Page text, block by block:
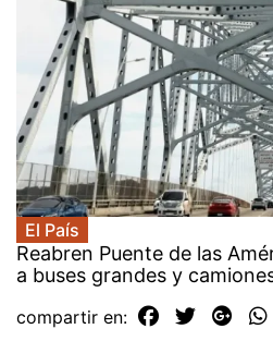
El País
Reabren Puente de las
a buses grandes y
compartir en: